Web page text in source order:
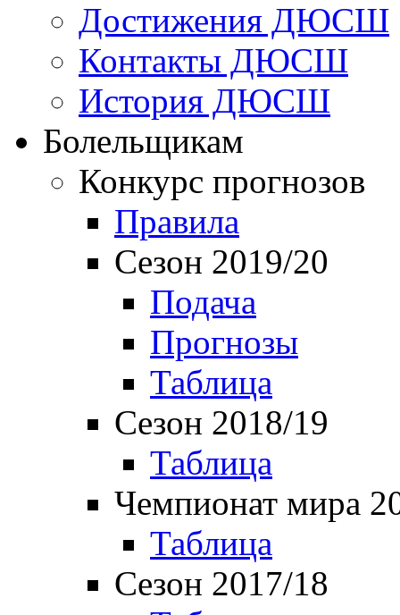
Достижения ДЮСШ
Контакты ДЮСШ
История ДЮСШ
Болельщикам
Конкурс прогнозов
Правила
Сезон 2019/20
Подача
Прогнозы
Таблица
Сезон 2018/19
Таблица
Чемпионат мира
Таблица
Сезон 2017/18